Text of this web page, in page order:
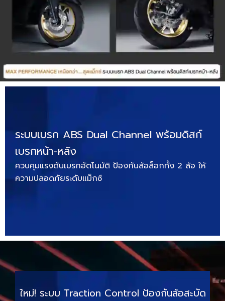
ระบบเบรก ABS Dual Channel พร้อมดิสก์
เบรกหน้า-หลัง
ควบคุมแรงดันเบรกอัตโนมัติ ป้องกันล้อล็อกทั้ง 2 ล้อ ให้
ความปลอดภัยระดับแม็กซ์
ใหม่! ระบบ Traction Control ป้องกันล้อสะบัด